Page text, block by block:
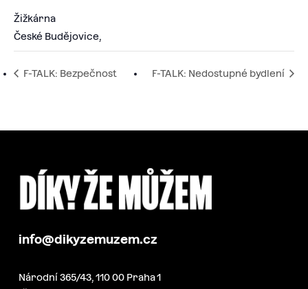
Žižkárna
České Budějovice,
F-TALK: Bezpečnost F-TALK: Nedostupné bydlení
info@dikyzemuzem.cz
Národní 365/43, 110 00 Praha 1